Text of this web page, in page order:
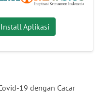
Install Aplikasi
19 dengan Cacar